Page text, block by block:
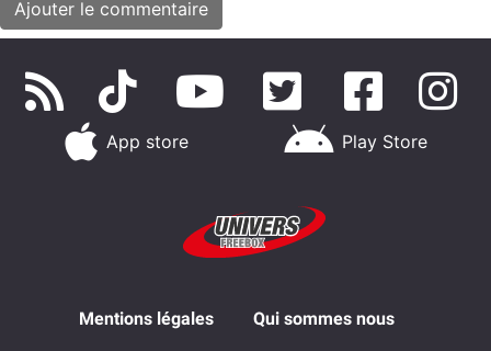
App store Play Store
Mentions légales Qui sommes nous